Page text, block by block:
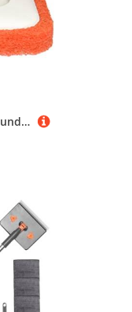
OXO Good Grips Wannen- und Fliesenwischer mit Teleskopstange – Ersatzschrubber